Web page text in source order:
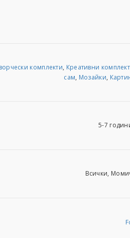
комплекти, Креативни
сам, Мозайки,
5-7
Всички,